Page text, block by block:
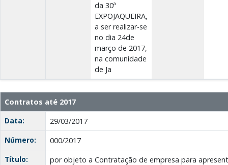
da 30ª
EXPOJAQUEIRA,
a ser realizar-se
no dia 24de
março de 2017,
na comunidade
de Ja
Contratos até 2017
Data:
29/03/2017
Número:
000/2017
Título:
por objeto a Contratação de empresa para